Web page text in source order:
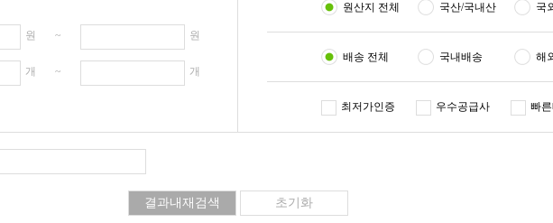
원 ~ 원
개 ~ 개
원산지 전체 국산/국내산 국
배송 전체 국내배송 해
최저가인증 우수공급사 빠